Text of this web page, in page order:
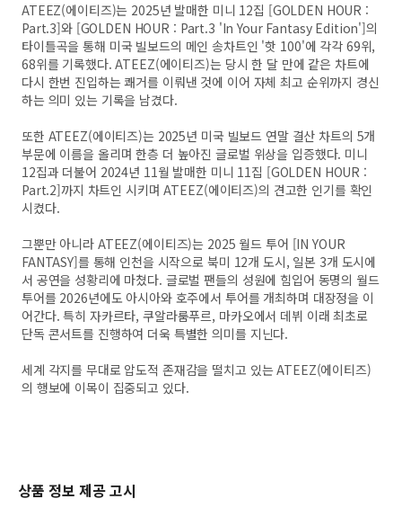
ATEEZ(에이티즈)는 2025년 발매한 미니 12집 [GOLDEN HOUR :
Part.3]와 [GOLDEN HOUR : Part.3 'In Your Fantasy Edition']의
타이틀곡을 통해 미국 빌보드의 메인 송차트인 '핫 100'에 각각 69위,
68위를 기록했다. ATEEZ(에이티즈)는 당시 한 달 만에 같은 차트에
다시 한번 진입하는 쾌거를 이뤄낸 것에 이어 자체 최고 순위까지 경신
하는 의미 있는 기록을 남겼다.
또한 ATEEZ(에이티즈)는 2025년 미국 빌보드 연말 결산 차트의 5개
부문에 이름을 올리며 한층 더 높아진 글로벌 위상을 입증했다. 미니
12집과 더불어 2024년 11월 발매한 미니 11집 [GOLDEN HOUR :
Part.2]까지 차트인 시키며 ATEEZ(에이티즈)의 견고한 인기를 확인
시켰다.
그뿐만 아니라 ATEEZ(에이티즈)는 2025 월드 투어 [IN YOUR
FANTASY]를 통해 인천을 시작으로 북미 12개 도시, 일본 3개 도시에
서 공연을 성황리에 마쳤다. 글로벌 팬들의 성원에 힘입어 동명의 월드
투어를 2026년에도 아시아와 호주에서 투어를 개최하며 대장정을 이
어간다. 특히 자카르타, 쿠알라룸푸르, 마카오에서 데뷔 이래 최초로
단독 콘서트를 진행하여 더욱 특별한 의미를 지닌다.
세계 각지를 무대로 압도적 존재감을 떨치고 있는 ATEEZ(에이티즈)
의 행보에 이목이 집중되고 있다.
상품 정보 제공 고시